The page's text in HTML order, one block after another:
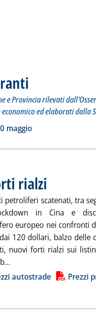
e Provincia rilevati
ed elaborati dalla
carburanti'
maggio
rialzi
petroliferi scatenati, tra
in Cina e
europeo nei confronti
120 dollari, balzo delle
nuovi forti rialzi sui
autostrade
Prezzi